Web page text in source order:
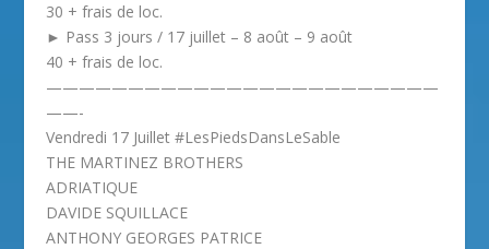
30 + frais de loc.
► Pass 3 jours / 17 juillet – 8 août – 9 août
40 + frais de loc.
————————————————————————
——-
Vendredi 17 Juillet #LesPiedsDansLeSable
THE MARTINEZ BROTHERS
ADRIATIQUE
DAVIDE SQUILLACE
ANTHONY GEORGES PATRICE